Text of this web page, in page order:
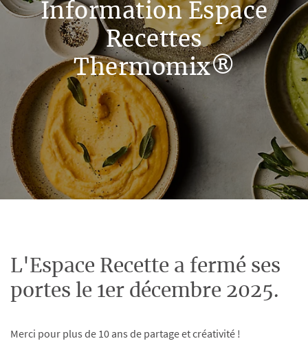
Information Espace
Recettes
Thermomix®
L'Espace Recette a fermé ses
portes le 1er décembre 2025.
Merci pour plus de 10 ans de partage et créativité !